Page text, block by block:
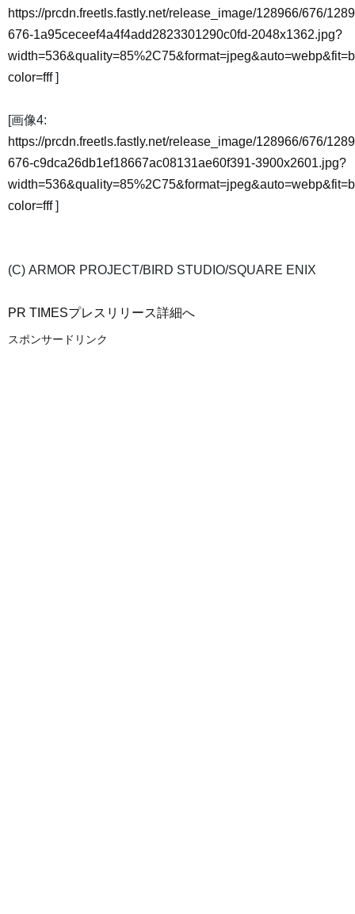
https://prcdn.freetls.fastly.net/release_image/128966/676/
676-1a95ceceef4a4f4add2823301290c0fd-2048x1362.jpg?
color=fff]
[画像4:
https://prcdn.freetls.fastly.net/release_image/128966/676/
676-c9dca26db1ef18667ac08131ae60f391-3900x2601.jpg?
color=fff]
(C) ARMOR PROJECT/BIRD STUDIO/SQUARE ENIX
PR TIMESプレスリリース詳細へ
スポンサードリンク